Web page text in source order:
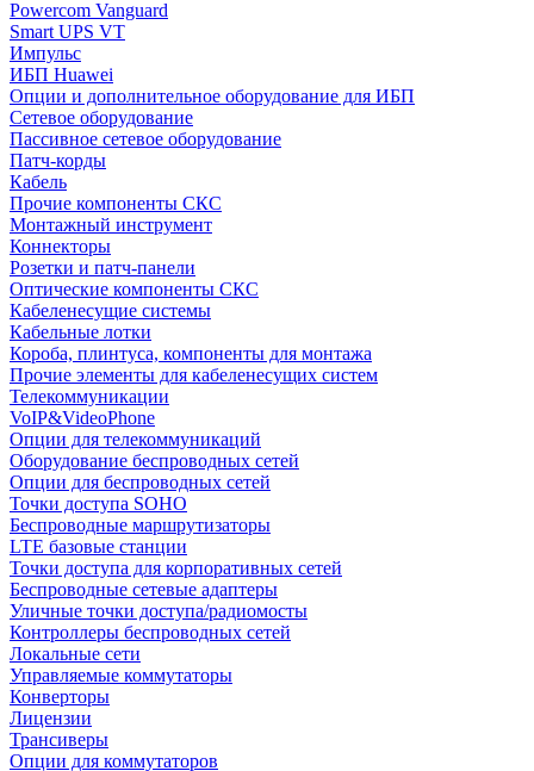
Powercom Vanguard
Smart UPS VT
Импульс
ИБП Huawei
Опции и дополнительное оборудование для ИБП
Сетевое оборудование
Пассивное сетевое оборудование
Патч-корды
Кабель
Прочие компоненты СКС
Монтажный инструмент
Коннекторы
Розетки и патч-панели
Оптические компоненты СКС
Кабеленесущие системы
Кабельные лотки
Короба, плинтуса, компоненты для монтажа
Прочие элементы для кабеленесущих систем
Телекоммуникации
VoIP&VideoPhone
Опции для телекоммуникаций
Оборудование беспроводных сетей
Опции для беспроводных сетей
Точки доступа SOHO
Беспроводные маршрутизаторы
LTE базовые станции
Точки доступа для корпоративных сетей
Беспроводные сетевые адаптеры
Уличные точки доступа/радиомосты
Контроллеры беспроводных сетей
Локальные сети
Управляемые коммутаторы
Конверторы
Лицензии
Трансиверы
Опции для коммутаторов